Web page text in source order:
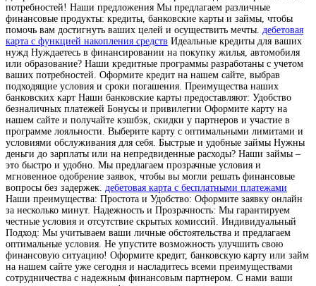
потребностей! Наши предложения Мы предлагаем различные
финансовые продукты: кредиты, банковские карты и займы, чтобы
помочь вам достигнуть ваших целей и осуществить мечты. дебетовая
карта с функцией накопления средств Идеальные кредиты для ваших
нужд Нуждаетесь в финансировании на покупку жилья, автомобиля
или образование? Наши кредитные программы разработаны с учетом
ваших потребностей. Оформите кредит на нашем сайте, выбрав
подходящие условия и сроки погашения. Преимущества наших
банковских карт Наши банковские карты предоставляют: Удобство
безналичных платежей Бонусы и привилегии Оформите карту на
нашем сайте и получайте кэшбэк, скидки у партнеров и участие в
программе лояльности. Выберите карту с оптимальными лимитами и
условиями обслуживания для себя. Быстрые и удобные займы Нужны
деньги до зарплаты или на непредвиденные расходы? Наши займы –
это быстро и удобно. Мы предлагаем прозрачные условия и
мгновенное одобрение заявок, чтобы вы могли решать финансовые
вопросы без задержек. дебетовая карта с бесплатными платежами
Наши преимущества: Простота и Удобство: Оформите заявку онлайн
за несколько минут. Надежность и Прозрачность: Мы гарантируем
честные условия и отсутствие скрытых комиссий. Индивидуальный
Подход: Мы учитываем ваши личные обстоятельства и предлагаем
оптимальные условия. Не упустите возможность улучшить свою
финансовую ситуацию! Оформите кредит, банковскую карту или займ
на нашем сайте уже сегодня и насладитесь всеми преимуществами
сотрудничества с надежным финансовым партнером. С нами ваши